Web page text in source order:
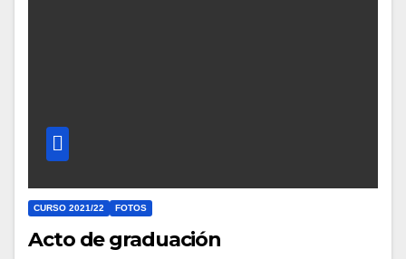
CURSO 2021/22 FOTOS
Acto de graduación